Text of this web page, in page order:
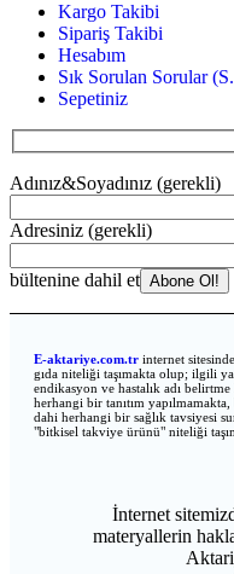
Kargo Takibi
Sipariş Takibi
Hesabım
Sık Sorulan Sorular
Sepetiniz
Adınız&Soyadınız (gerekli)
Adresiniz (gerekli)
bültenine dahil et
E-aktariye.com.tr internet
gıda niteliği taşımakta olup; ilgili
endikasyon ve hastalık adı
herhangi bir tanıtım
dahi herhangi bir sağlık tavsiyesi
"bitkisel takviye ürünü" niteliği
İnternet
materyallerin